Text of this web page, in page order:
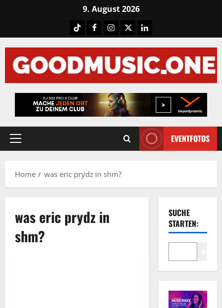
9. August 2026
TiktokFacebook
Instagram
X LinkedIN
Primary
EVENTFOTOS
Home was eric prydz in shm?
was eric prydz in
shm?
SUCHE
STARTEN: